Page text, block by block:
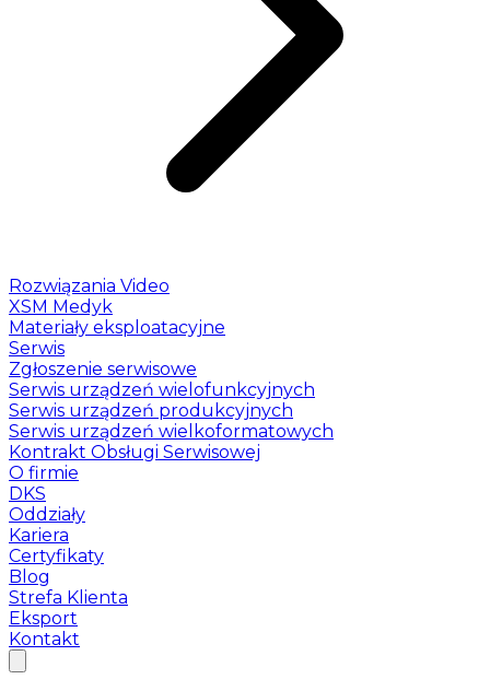
Rozwiązania Video
XSM Medyk
Materiały eksploatacyjne
Serwis
Zgłoszenie serwisowe
Serwis urządzeń wielofunkcyjnych
Serwis urządzeń produkcyjnych
Serwis urządzeń wielkoformatowych
Kontrakt Obsługi Serwisowej
O firmie
DKS
Oddziały
Kariera
Certyfikaty
Blog
Strefa Klienta
Eksport
Kontakt